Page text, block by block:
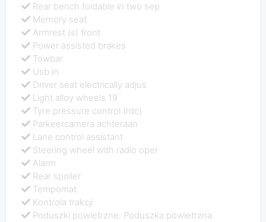
Rear bench foldable in two sep
Memory seat
Armrest (s) front
Power assisted brakes
Towbar
Usb in
Driver seat electrically adjus
Light alloy wheels 19`
Tyre pressure control (rdc)
Parkeercamera achteraan
Lane control assistant
Steering wheel with radio oper
Alarm
Rear spoiler
Tempomat
Kontrola trakcji
Poduszki powietrzne: Poduszka powietrzna